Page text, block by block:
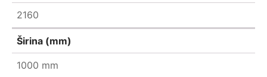
2160
Širina (mm)
1000 mm